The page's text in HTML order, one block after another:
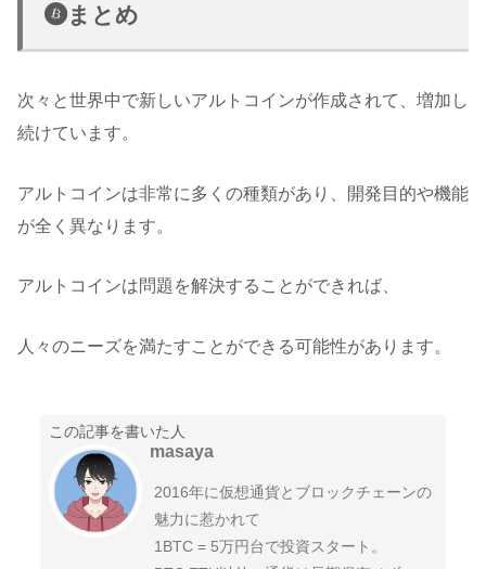
まとめ
次々と世界中で新しいアルトコインが作成されて、増加し
続けています。
アルトコインは非常に多くの種類があり、開発目的や機能
が全く異なります。
アルトコインは問題を解決することができれば、
人々のニーズを満たすことができる可能性があります。
この記事を書いた人
masaya
2016年に仮想通貨とブロックチェーンの
魅力に惹かれて
1BTC = 5万円台で投資スタート。